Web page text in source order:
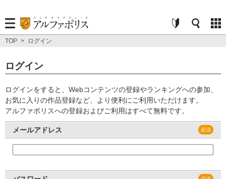
TOP > ログイン
ログイン
ログインをすると、Webコンテンツの登録やランキングへの参加、
お気に入りの作品登録など、より便利にご利用いただけます。
アルファポリスへの登録およびご利用はすべて無料です。
メールアドレス